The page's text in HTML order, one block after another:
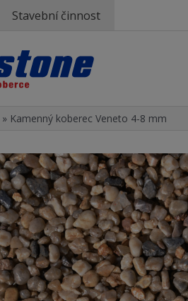
Stavební činnost
» Kamenný koberec Veneto 4-8 mm